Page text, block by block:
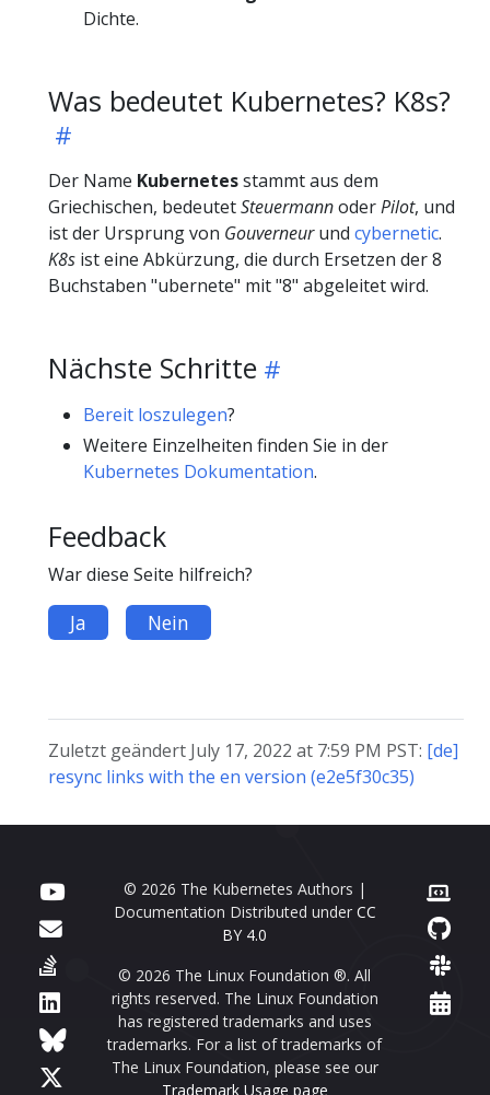
Dichte.
Was bedeutet Kubernetes? K8s?
Der Name Kubernetesstammt aus dem
Griechischen, bedeutetSteuermannoderPilot, und
ist der Ursprung von Gouverneurund cybernetic.
K8s ist eine Abkürzung, die durch Ersetzen der 8
Buchstaben "ubernete" mit "8" abgeleitet wird.
Nächste Schritte
Bereit loszulegen?
Weitere Einzelheiten finden Sie in der
Kubernetes Dokumentation.
Feedback
War diese Seite hilfreich?
Ja Nein
Zuletzt geändert July 17, 2022 at 7:59 PM PST: [de]
resync links with the en version (e2e5f30c35)
© 2026 The Kubernetes Authors |
Documentation Distributed under CC
BY 4.0
© 2026 The Linux Foundation ®. All
rights reserved. The Linux Foundation
has registered trademarks and uses
trademarks. For a list of trademarks of
The Linux Foundation, please see our
Trademark Usage page